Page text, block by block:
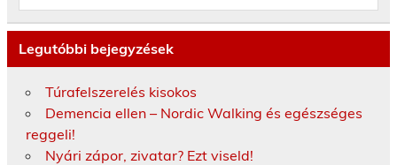
Legutóbbi bejegyzések
Túrafelszerelés kisokos
Demencia ellen – Nordic Walking és egészséges
reggeli!
Nyári zápor, zivatar? Ezt viseld!